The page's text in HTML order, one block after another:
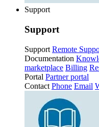
Support
Support
Support Remote
Documentation
marketplace Billing
Portal Partner portal
Contact Phone Email